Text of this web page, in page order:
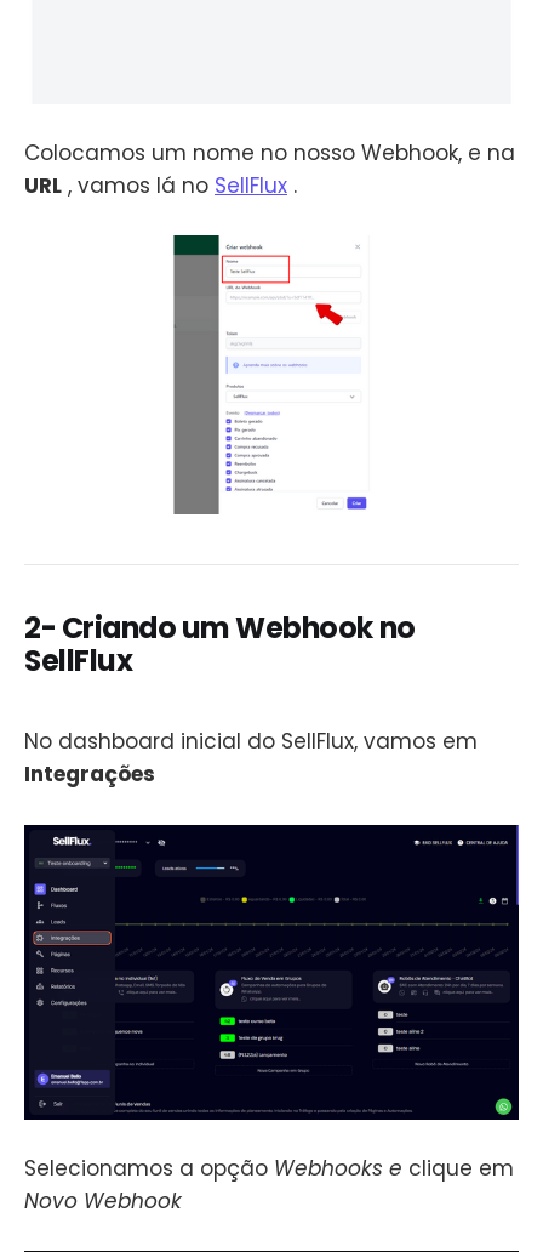
Colocamos um nome no nosso Webhook, e na
URL , vamos lá no SellFlux .
2- Criando um Webhook no
SellFlux
No dashboard inicial do SellFlux, vamos em
Integrações
Selecionamos a opção Webhooks e clique em
Novo Webhook